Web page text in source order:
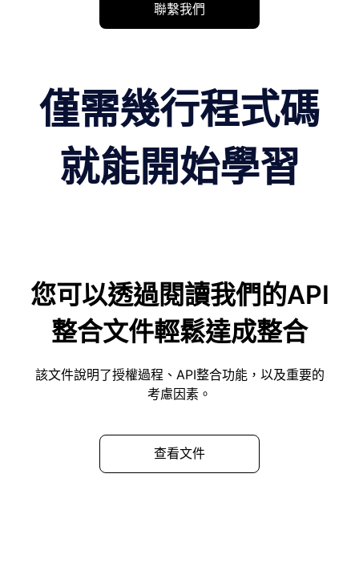
聯繫我們
僅需幾行程式碼
就能開始學習
您可以透過閱讀我們的API
整合文件輕鬆達成整合
該文件說明了授權過程、API整合功能，以及重要的
考慮因素。
查看文件